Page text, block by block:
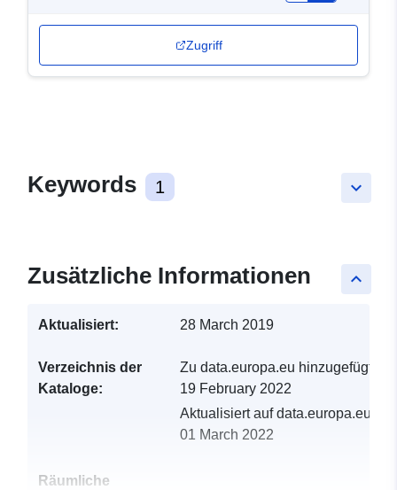
Zugriff
keyboard_arrow_down
Keywords 1
keyboard_arrow_up
Zusätzliche Informationen
Aktualisiert: 28 March 2019
Verzeichnis der
Kataloge:
Zu data.europa.eu hinzugefügt:
19 February 2022
Aktualisiert auf data.europa.eu:
01 March 2022
Räumliche